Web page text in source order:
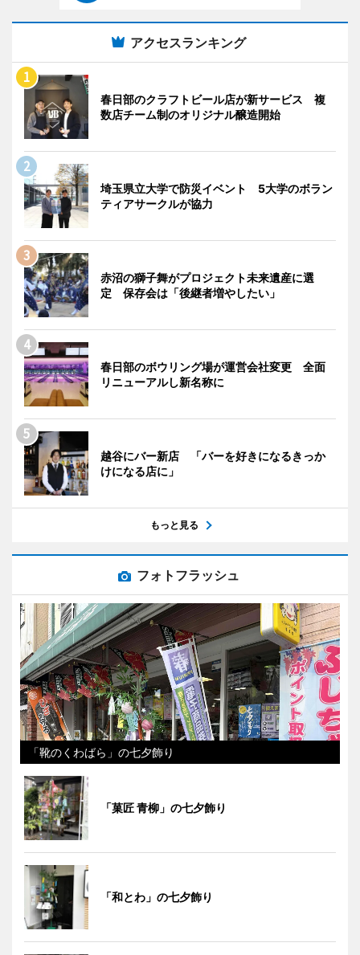
アクセスランキング
春日部のクラフトビール店が新サービス 複
数店チーム制のオリジナル醸造開始
埼玉県立大学で防災イベント 5大学のボラン
ティアサークルが協力
赤沼の獅子舞がプロジェクト未来遺産に選
定 保存会は「後継者増やしたい」
春日部のボウリング場が運営会社変更 全面
リニューアルし新名称に
越谷にバー新店 「バーを好きになるきっか
けになる店に」
もっと見る
フォトフラッシュ
「靴のくわばら」の七夕飾り
「菓匠 青柳」の七夕飾り
「和とわ」の七夕飾り